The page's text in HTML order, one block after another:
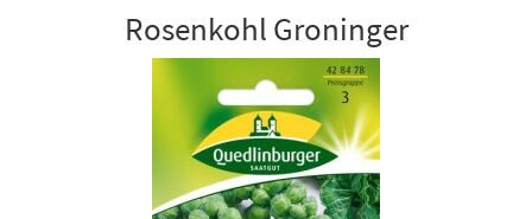
Rosenkohl Groninger